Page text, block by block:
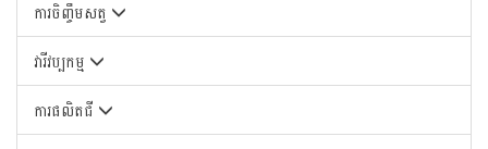
ការចិញ្ចឹមសត្វ
វារីវប្បកម្ម
ការផលិតជី